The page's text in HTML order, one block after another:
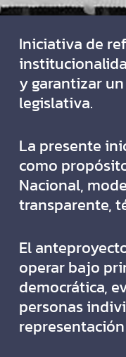
Iniciativa de
y garantizar
legislativa.
La presente
como
Nacional,
transparente,
El
operar bajo
democrática,
personas